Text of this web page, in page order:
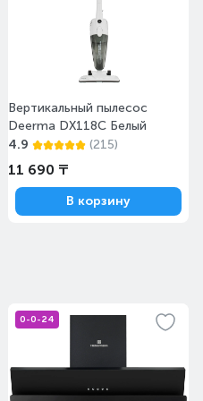
Вертикальный пылесос
Deerma DX118С Белый
4.9
(215)
11 690 ₸
В корзину
0-0-24